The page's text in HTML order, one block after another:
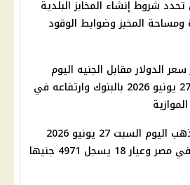
تحدد شروط إنشاء المخابز البلدية
ومساحة المخبز وضوابط الوقود
سعر الدولار مقابل الجنيه اليوم
السبت 27 يونيو 2026 بالبنوك وارتفاعه في
سعر الذهب اليوم السبت 27 يونيو 2026
18 يسجل 4971 جنيها